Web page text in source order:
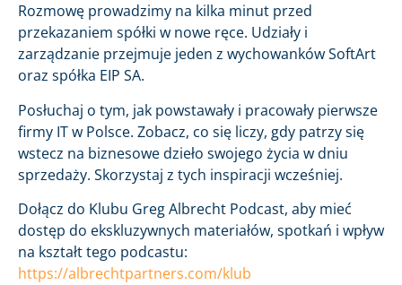
Rozmowę prowadzimy na kilka minut przed
przekazaniem spółki w nowe ręce. Udziały i
zarządzanie przejmuje jeden z wychowanków SoftArt
oraz spółka EIP SA.
Posłuchaj o tym, jak powstawały i pracowały pierwsze
firmy IT w Polsce. Zobacz, co się liczy, gdy patrzy się
wstecz na biznesowe dzieło swojego życia w dniu
sprzedaży. Skorzystaj z tych inspiracji wcześniej.
Dołącz do Klubu Greg Albrecht Podcast, aby mieć
dostęp do ekskluzywnych materiałów, spotkań i wpływ
na kształt tego podcastu:
https://albrechtpartners.com/klub